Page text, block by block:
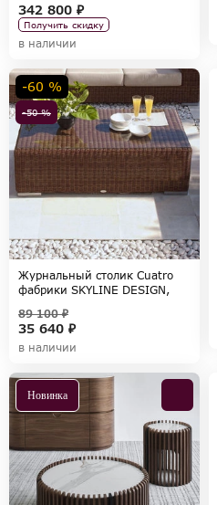
342 800 ₽
Получить скидку
в наличии
-50 %
-60 %
Журнальный столик Cuatro
фабрики SKYLINE DESIGN,
35 640 ₽
89 100 ₽
в наличии
Новинка